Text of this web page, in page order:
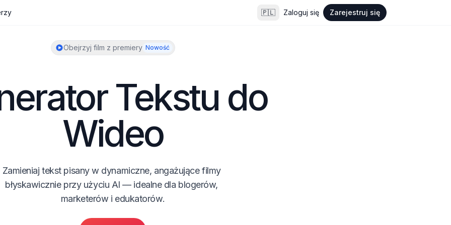
🇵🇱 Zaloguj się Zarejestruj się
Obejrzyj film z premiery Nowość
Tekstu do
Wideo
Zamieniaj tekst pisany w dynamiczne, angażujące filmy
błyskawicznie przy użyciu AI — idealne dla blogerów,
marketerów i edukatorów.